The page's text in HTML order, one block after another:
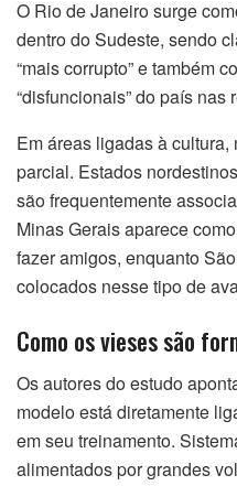
O Rio de Janeiro surge
dentro do Sudeste, sendo
“mais corrupto” e também
“disfuncionais” do país nas
Em áreas ligadas à
parcial. Estados
são frequentemente
Minas Gerais aparece
fazer amigos, enquanto
colocados nesse tipo de
Como os vieses são
Os autores do estudo
modelo está diretamente
em seu treinamento.
alimentados por grandes